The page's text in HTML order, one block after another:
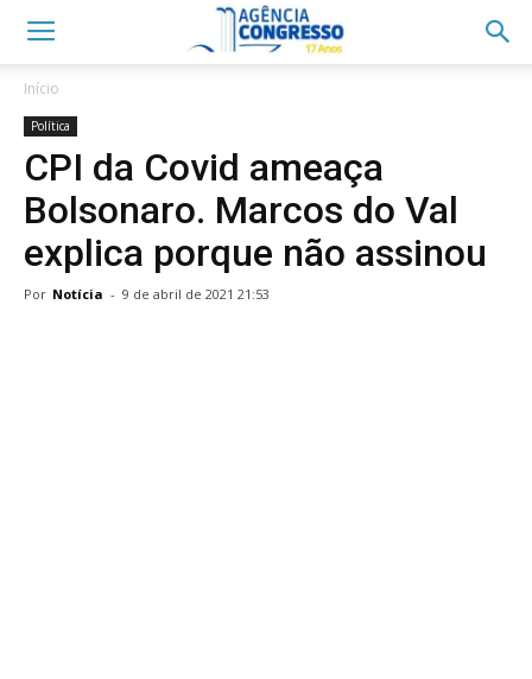
Início
Política
CPI da Covid ameaça
Bolsonaro. Marcos do Val
explica porque não assinou
Por Notícia - 9 de abril de 2021 21:53